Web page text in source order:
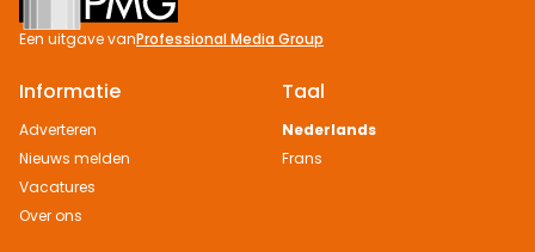
Een uitgave vanProfessional Media Group
Informatie
Adverteren
Nieuws melden
Vacatures
Over ons
Taal
Nederlands
Frans